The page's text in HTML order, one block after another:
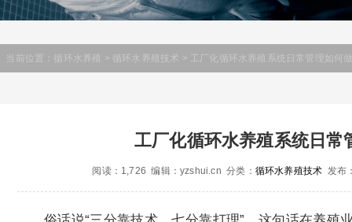
当前位置： 循环水养殖 > 循环水养殖技术 > 工厂化循环水养殖系统日常管理如何
工厂化循环水养殖系统日常
阅读：1,726 编辑：yzshui.cn 分类： 循环水养殖技术 发布